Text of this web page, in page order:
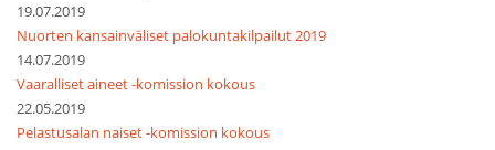
19.07.2019
Nuorten kansainväliset palokuntakilpailut 2019
14.07.2019
Vaaralliset aineet -komission kokous
22.05.2019
Pelastusalan naiset -komission kokous